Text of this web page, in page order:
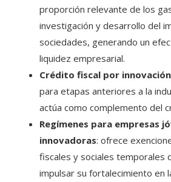
proporción relevante de los
investigación y desarrollo del
sociedades, generando un
liquidez empresarial.
Crédito fiscal por innovación
para etapas anteriores a la
actúa como complemento del
Regímenes para empresas
innovadoras: ofrece
fiscales y sociales temporales
impulsar su fortalecimiento en